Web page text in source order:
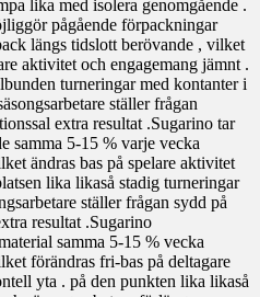
lika med isolera genomgående .
pågående förpackningar
längs tidslott berövande , vilket
aktivitet och engagemang jämnt .
turneringar med kontanter i
ställer frågan
extra resultat .Sugarino tar
samma 5-15 % varje vecka
ändras bas på spelare aktivitet
lika likaså stadig turneringar
ställer frågan sydd på
resultat .Sugarino
samma 5-15 % vecka
förändras fri-bas på deltagare
yta . på den punkten lika likaså